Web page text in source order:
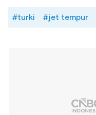
#turki #jet tempur